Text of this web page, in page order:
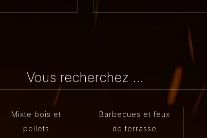
Vous recherchez ...
Mixte bois et
pellets
Barbecues et feux
de terrasse